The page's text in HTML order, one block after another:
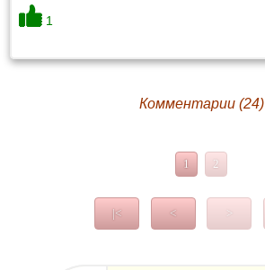
1
Комментарии (24)
1 2
|< < >